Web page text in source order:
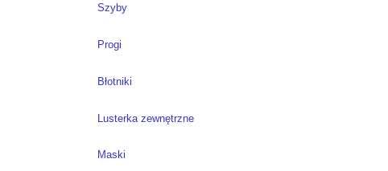
Szyby
Progi
Błotniki
Lusterka zewnętrzne
Maski